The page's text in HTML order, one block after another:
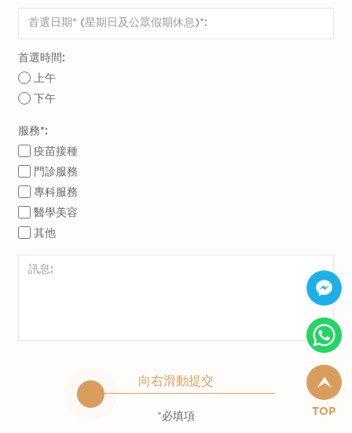
首選時間:
上午
下午
服務*:
疫苗接種
門診服務
專科服務
醫學美容
其他
向右滑動提交
*必填項 TOP